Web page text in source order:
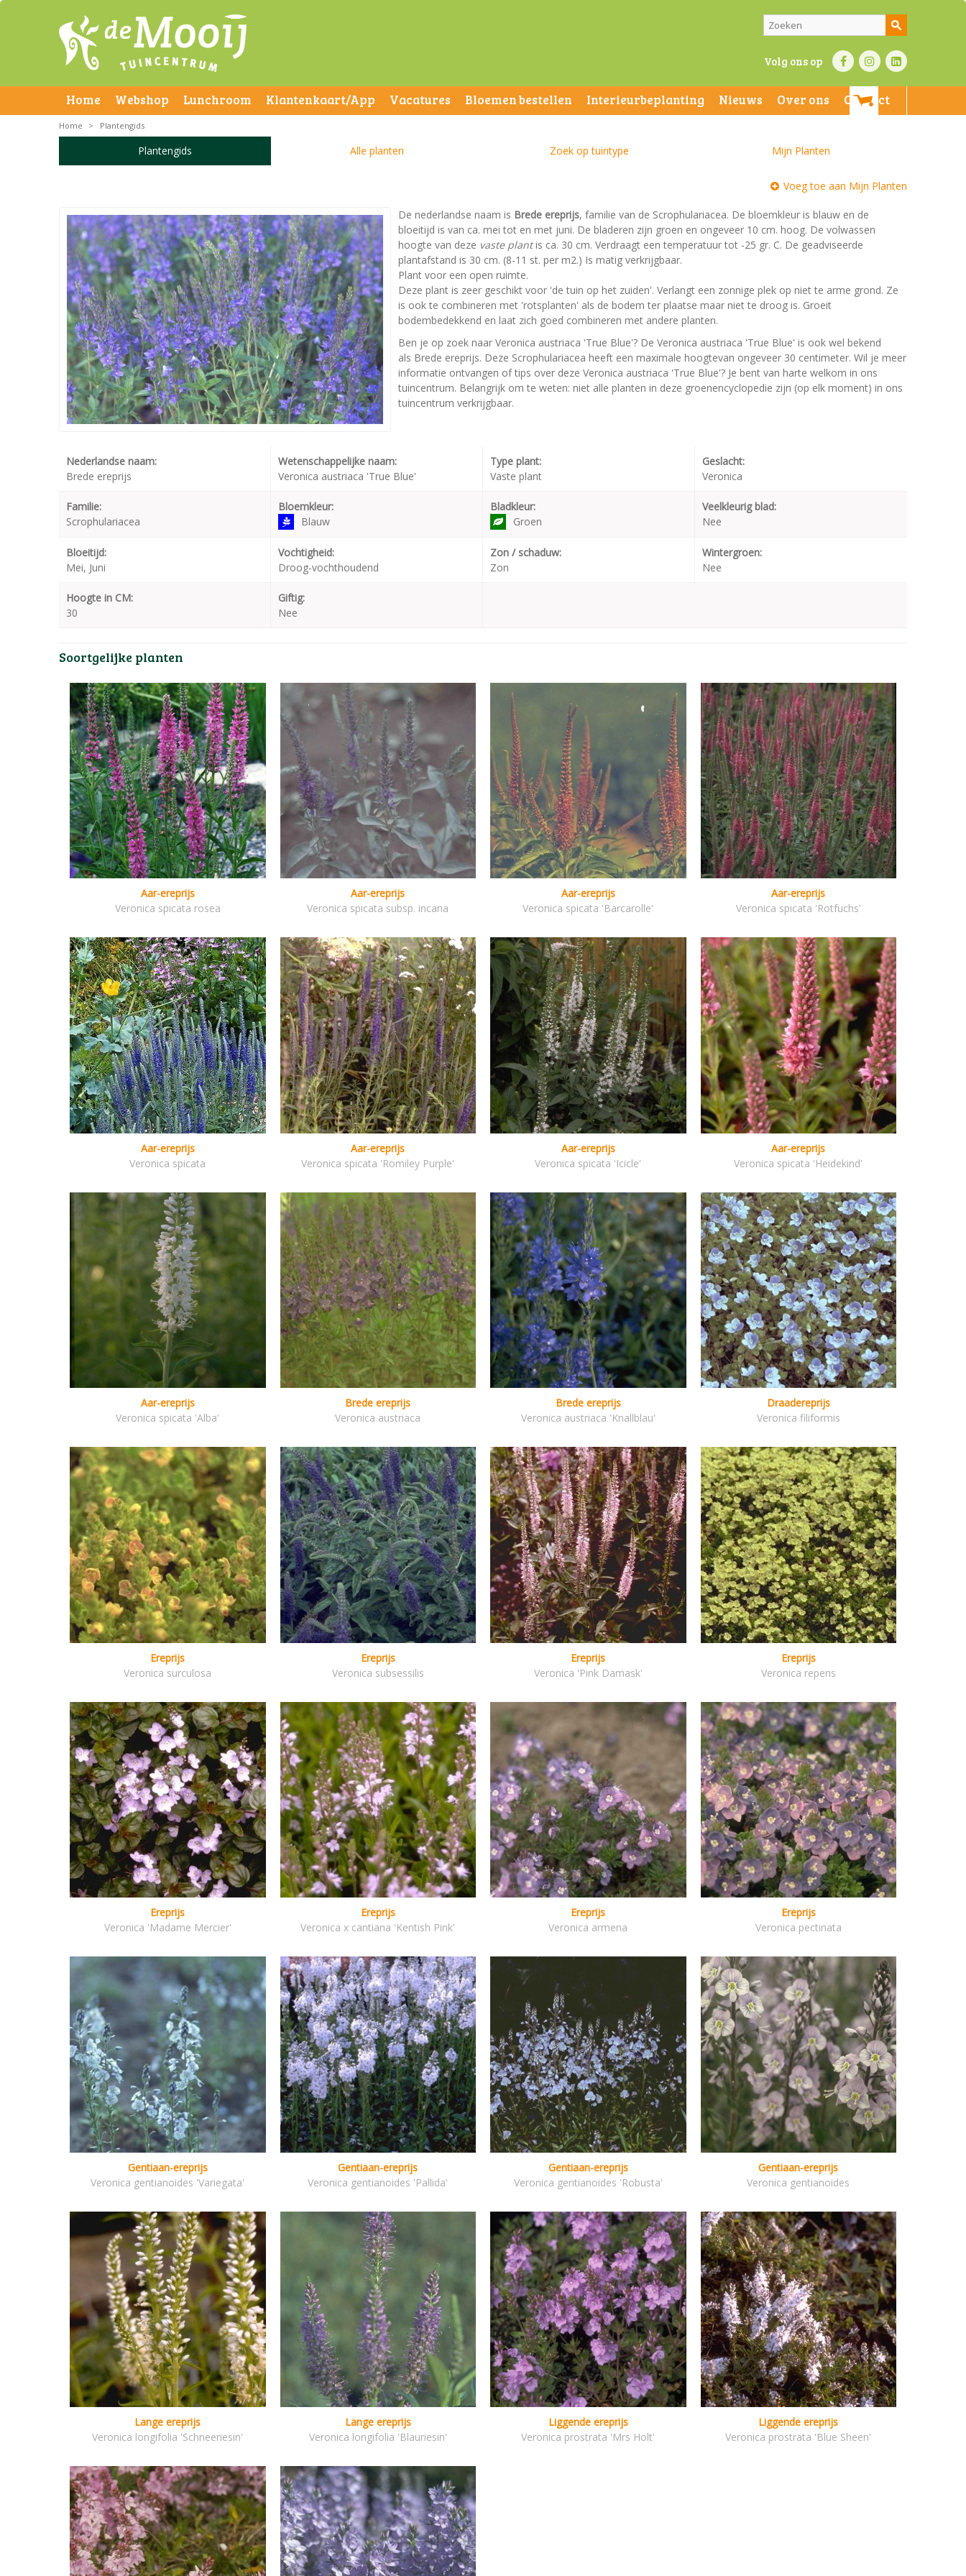
Volg ons op
Home Webshop Lunchroom Klantenkaart/App Vacatures Bloemen bestellen Interieurbeplanting Nieuws Over ons Contact
Home > Plantengids
Plantengids Alle planten Zoek op tuintype Mijn Planten
Voeg toe aan Mijn Planten
De nederlandse naam is Brede ereprijs, familie van de Scrophulariacea. De bloemkleur is blauw en de
bloeitijd is van ca. mei tot en met juni. De bladeren zijn groen en ongeveer 10 cm. hoog. De volwassen
hoogte van deze vaste plantis ca. 30 cm. Verdraagt een temperatuur tot -25 gr. C. De geadviseerde
plantafstand is 30 cm. (8-11 st. per m2.) Is matig verkrijgbaar.
Plant voor een open ruimte.
Deze plant is zeer geschikt voor 'de tuin op het zuiden'. Verlangt een zonnige plek op niet te arme grond. Ze
is ook te combineren met 'rotsplanten' als de bodem ter plaatse maar niet te droog is. Groeit
bodembedekkend en laat zich goed combineren met andere planten.
Ben je op zoek naar Veronica austriaca 'True Blue'? De Veronica austriaca 'True Blue' is ook wel bekend
als Brede ereprijs. Deze Scrophulariacea heeft een maximale hoogtevan ongeveer 30 centimeter. Wil je meer
informatie ontvangen of tips over deze Veronica austriaca 'True Blue'? Je bent van harte welkom in ons
tuincentrum. Belangrijk om te weten: niet alle planten in deze groenencyclopedie zijn (op elk moment) in ons
tuincentrum verkrijgbaar.
Nederlandse naam:
Brede ereprijs
Wetenschappelijke naam:
Veronica austriaca 'True Blue'
Type plant:
Vaste plant
Geslacht:
Veronica
Familie:
Scrophulariacea
Bloemkleur:
Blauw
Bladkleur:
Groen
Veelkleurig blad:
Nee
Bloeitijd:
Mei, Juni
Vochtigheid:
Droog-vochthoudend
Zon / schaduw:
Zon
Wintergroen:
Nee
Hoogte in CM:
30
Giftig:
Nee
Soortgelijke planten
Aar-ereprijs
Veronica spicata rosea
Aar-ereprijs
Veronica spicata subsp. incana
Aar-ereprijs
Veronica spicata 'Barcarolle'
Aar-ereprijs
Veronica spicata 'Rotfuchs'
Aar-ereprijs
Veronica spicata
Aar-ereprijs
Veronica spicata 'Romiley Purple'
Aar-ereprijs
Veronica spicata 'Icicle'
Aar-ereprijs
Veronica spicata 'Heidekind'
Aar-ereprijs
Veronica spicata 'Alba'
Brede ereprijs
Veronica austriaca
Brede ereprijs
Veronica austriaca 'Knallblau'
Draadereprijs
Veronica filiformis
Ereprijs
Veronica surculosa
Ereprijs
Veronica subsessilis
Ereprijs
Veronica 'Pink Damask'
Ereprijs
Veronica repens
Ereprijs
Veronica 'Madame Mercier'
Ereprijs
Veronica x cantiana 'Kentish Pink'
Ereprijs
Veronica armena
Ereprijs
Veronica pectinata
Gentiaan-ereprijs
Veronica gentianoides 'Variegata'
Gentiaan-ereprijs
Veronica gentianoides 'Pallida'
Gentiaan-ereprijs
Veronica gentianoides 'Robusta'
Gentiaan-ereprijs
Veronica gentianoides
Lange ereprijs
Veronica longifolia 'Schneeriesin'
Lange ereprijs
Veronica longifolia 'Blauriesin'
Liggende ereprijs
Veronica prostrata 'Mrs Holt'
Liggende ereprijs
Veronica prostrata 'Blue Sheen'